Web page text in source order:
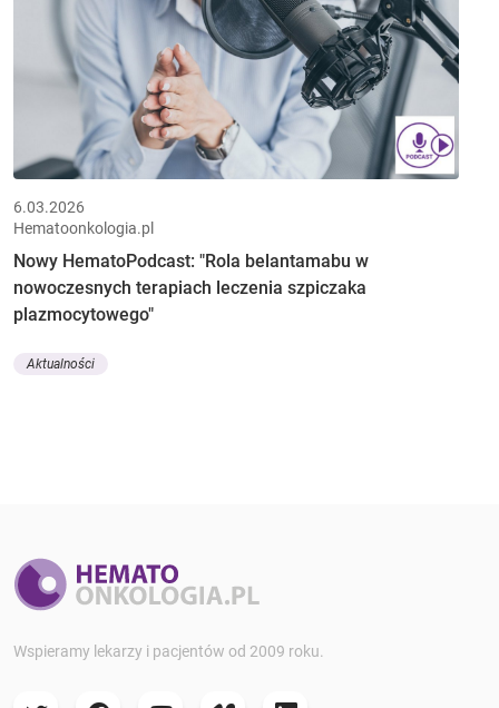
6.03.2026
Hematoonkologia.pl
Nowy HematoPodcast: "Rola belantamabu w
nowoczesnych terapiach leczenia szpiczaka
plazmocytowego"
Aktualności
Wspieramy lekarzy i pacjentów od 2009 roku.